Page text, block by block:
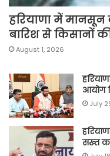
हरियाणा में
बारिश से किसानों
August 1, 2026
आयोग
July
सख्त